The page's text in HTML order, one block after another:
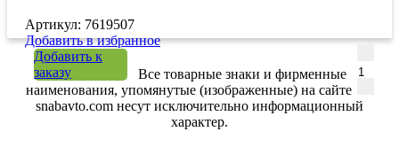
Артикул: 7619507
Добавить в избранное
Добавить к
заказу
Все товарные знаки и фирменные
наименования, упомянутые (изображенные) на сайте
snabavto.com несут исключительно информационный
характер.